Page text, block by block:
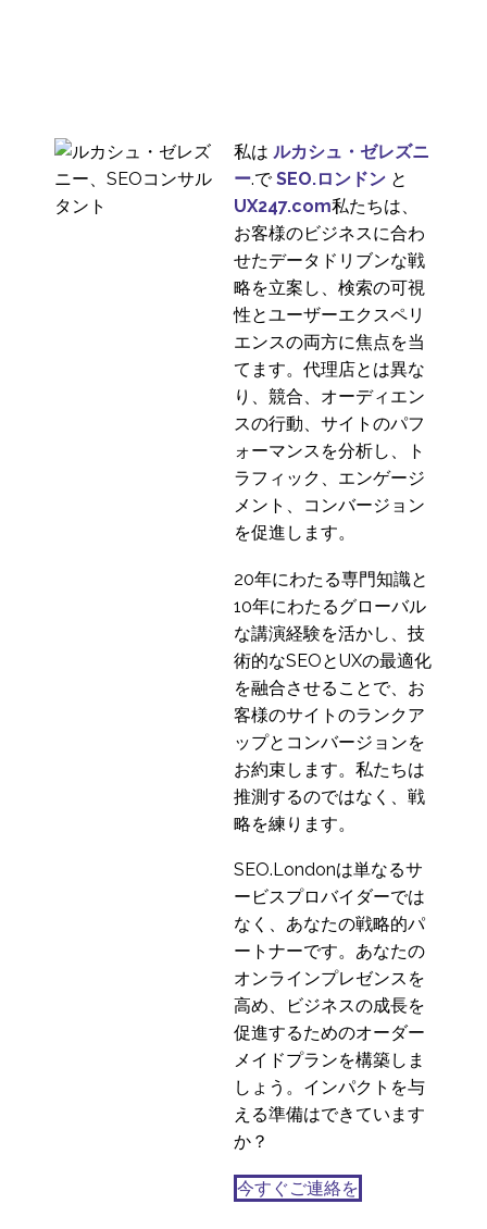
ザビリティの問題点
4
30 7? 2013
モバイルユーザビリテ
ィを向上させる6つの方
0
レスポンシブWebデザ
インにおけるモバイル
ユーザーエクスペリエ0
iPhoneがモバイルユー
ザーエクスペリエンス
の聖杯でない理由
3
モバイル・ユーザビリ
0
モバイルユーザビリテ
新しいウェブサイトは
すべてレスポンシブ・
ウェブデザインにすべ0
モバイルユーザビリテ
ィテストツール
2
モバイル・ユーザー・エクスペリ
エンス：あなたのビジネスにモバ
イルアプリが必要ない理由！ (?)
モバイルユーザー体験の向上モバ
イルアプリにNOを突きつけよう
モバイルアプリのバンドワゴン
が、あらゆるベルを携えて街に乗
0
モバイルバンキングと
3
Zoomを使ったモバイル
デザインリサーチ中の
レスポンシブWebデザ
インにおけるデザイン
0
ロシアでのカジノユー
ザビリティテスト
2
私は ルカシュ・ゼレズニ
ー.でSEO.ロンドン と
UX247.com私たちは、
お客様のビジネスに合わ
せたデータドリブンな戦
略を立案し、検索の可視
性とユーザーエクスペリ
エンスの両方に焦点を当
てます。代理店とは異な
り、競合、オーディエン
スの行動、サイトのパフ
ォーマンスを分析し、ト
ラフィック、エンゲージ
メント、コンバージョン
を促進します。
20年にわたる専門知識と
10年にわたるグローバル
な講演経験を活かし、技
術的なSEOとUXの最適化
を融合させることで、お
客様のサイトのランクア
ップとコンバージョンを
お約束します。私たちは
推測するのではなく、戦
略を練ります。
SEO.Londonは単なるサ
ービスプロバイダーでは
なく、あなたの戦略的パ
ートナーです。あなたの
オンラインプレゼンスを
高め、ビジネスの成長を
促進するためのオーダー
メイドプランを構築しま
しょう。インパクトを与
える準備はできています
か？
今すぐご連絡を